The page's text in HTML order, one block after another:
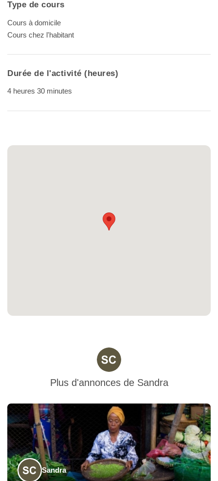
Type de cours
Cours à domicile
Cours chez l'habitant
Durée de l'activité (heures)
4 heures 30 minutes
Plus d'annonces de Sandra
Sandra